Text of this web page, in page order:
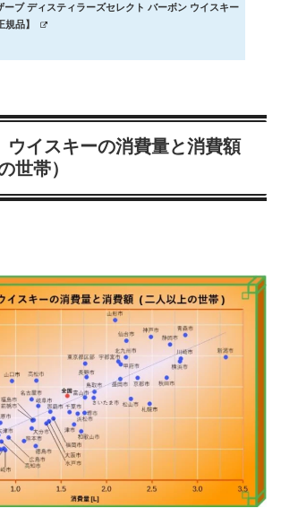
ーブ ディスティラーズセレクト バーボン ウイスキー
規品】
ウイスキーの消費量と消費額
世帯）